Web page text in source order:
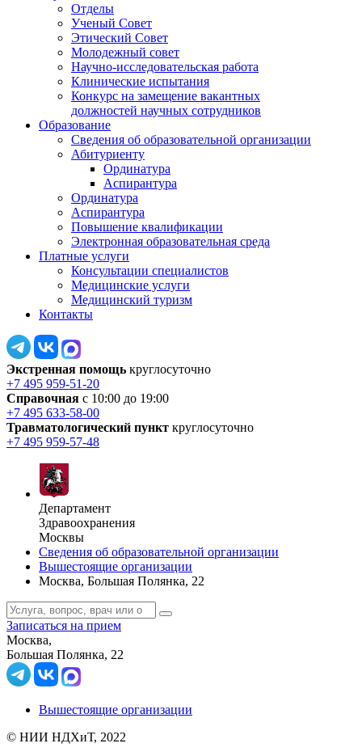
Отделы
Ученый Совет
Этический Совет
Молодежный совет
Научно-исследовательская работа
Клинические испытания
Конкурс на замещение вакантных
должностей научных сотрудников
Образование
Сведения об образовательной организации
Абитуриенту
Ординатура
Аспирантура
Ординатура
Аспирантура
Повышение квалификации
Электронная образовательная среда
Платные услуги
Консультации специалистов
Медицинские услуги
Медицинский туризм
Контакты
Экстренная помощь круглосуточно
+7 495 959-51-20
Справочная с 10:00 до 19:00
+7 495 633-58-00
Травматологический пункт круглосуточно
+7 495 959-57-48
Департамент
Здравоохранения
Москвы
Сведения об образовательной организации
Вышестоящие организации
Москва, Большая Полянка, 22
Записаться на прием
Москва,
Большая Полянка, 22
Вышестоящие организации
© НИИ НДХиТ, 2022